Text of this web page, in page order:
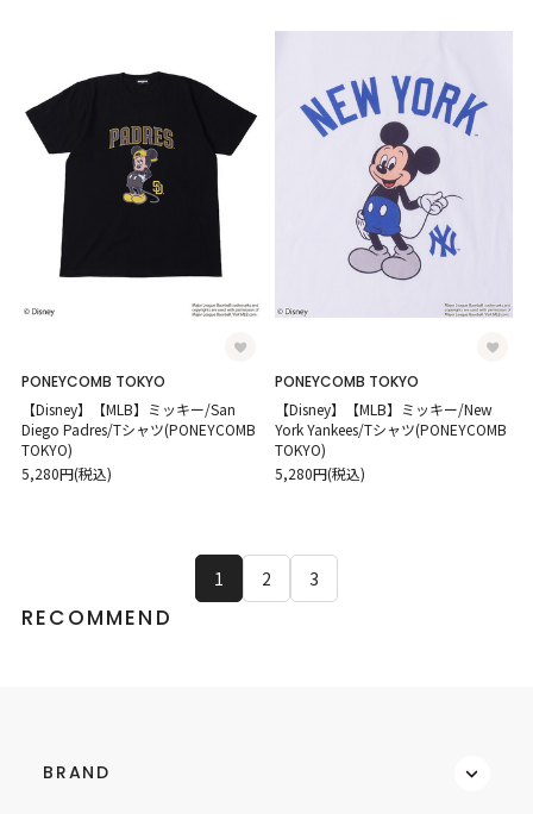
PONEYCOMB TOKYO
【Disney】【MLB】ミッキー/San
Diego Padres/Tシャツ(PONEYCOMB
TOKYO)
5,280円(税込)
PONEYCOMB TOKYO
【Disney】【MLB】ミッキー/New
York Yankees/Tシャツ(PONEYCOMB
TOKYO)
5,280円(税込)
1 2 3